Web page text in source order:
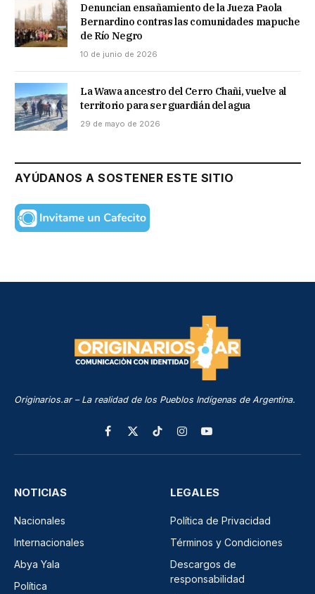
Denuncian ensañamiento de la Jueza Paola
Bernardino contras las comunidades mapuche
de Río Negro
10 de junio de 2026
La Wawa ancestro del Cerro Chañi, vuelve al
territorio para ser guardián del agua
29 de mayo de 2026
AYÚDANOS A SOSTENER ESTE SITIO
Originarios.ar – La realidad de los Pueblos Indígenas de Argentina.
Facebook
X
(Twitter)
TikTokInstagramYouTube
NOTICIAS
Nacionales
Internacionales
Abya Yala
Política
LEGALES
Política de Privacidad
Términos y Condiciones
Descargos de
responsabilidad